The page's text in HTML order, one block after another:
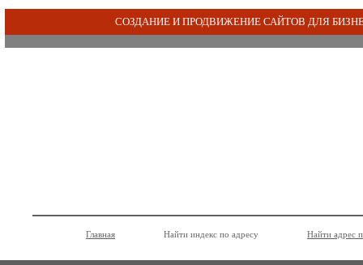
СОЗДАНИЕ И ПРОДВИЖЕНИЕ САЙТОВ ДЛЯ
Главная Найти индекс по адресу Найти адрес